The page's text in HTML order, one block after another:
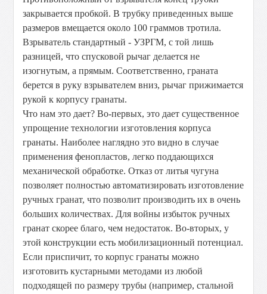
закрывается пробкой. В трубку приведенных выше
размеров вмещается около 100 граммов тротила.
Взрыватель стандартный - УЗРГМ, с той лишь
разницей, что спусковой рычаг делается не
изогнутым, а прямым. Соответственно, граната
берется в руку взрывателем вниз, рычаг прижимается
рукой к корпусу гранаты.
Что нам это дает? Во-первых, это дает существенное
упрощение технологии изготовления корпуса
гранаты. Наиболее наглядно это видно в случае
применения фенопластов, легко поддающихся
механической обработке. Отказ от литья чугуна
позволяет полностью автоматизировать изготовление
ручных гранат, что позволит производить их в очень
больших количествах. Для войны избыток ручных
гранат скорее благо, чем недостаток. Во-вторых, у
этой конструкции есть мобилизационный потенциал.
Если приспичит, то корпус гранаты можно
изготовить кустарными методами из любой
подходящей по размеру трубы (например, стальной